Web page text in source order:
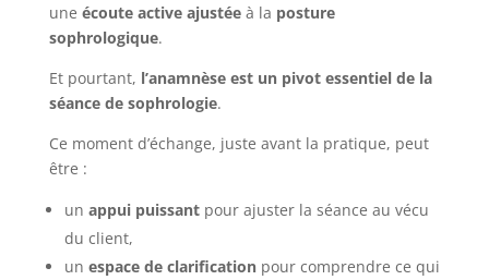
une écoute active ajustéeà la posture
sophrologique.
Et pourtant, l’anamnèse est un pivot essentiel de la
séance de sophrologie.
Ce moment d’échange, juste avant la pratique, peut
être :
un appui puissantpour ajuster la séance au vécu
du client,
un espace de clarificationpour comprendre ce qui